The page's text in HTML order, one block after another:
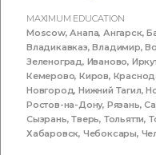
MAXIMUM EDUCATION
Moscow,Анапа,Ангарск,
Владикавказ,Владимир,
Зеленоград, Иваново,
Кемерово,Киров,
Новгород,Нижний Тагил,
Ростов-на-Дону, Рязань,
Сызрань,Тверь, Тольятти,
Хабаровск, Чебоксары,